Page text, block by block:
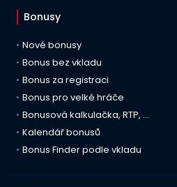
Bonusy
Nové bonusy
Bonus bez vkladu
Bonus za registraci
Bonus pro velké hráče
Bonusová kalkulačka, RTP, …
Kalendář bonusů
Bonus Finder podle vkladu